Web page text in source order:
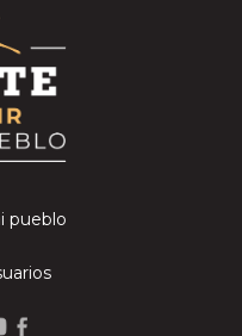
pueblo